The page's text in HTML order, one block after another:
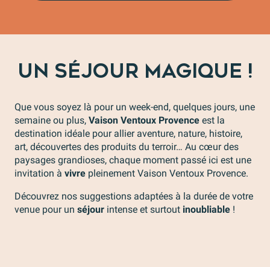
UN SÉJOUR MAGIQUE !
Que vous soyez là pour un week-end, quelques jours, une
semaine ou plus, Vaison Ventoux Provence est la
destination idéale pour allier aventure, nature, histoire,
art, découvertes des produits du terroir… Au cœur des
paysages grandioses, chaque moment passé ici est une
invitation à vivre pleinement Vaison Ventoux Provence.
Découvrez nos suggestions adaptées à la durée de votre
venue pour un séjour intense et surtout inoubliable !